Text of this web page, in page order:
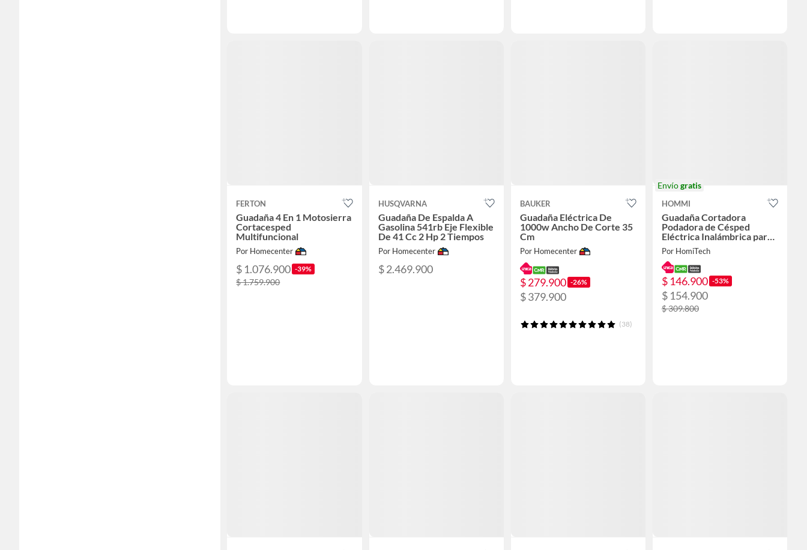
FERTON
Guadaña 4 En 1 Motosierra
Cortacesped
Multifuncional
Por Homecenter
$ 1.076.900 -39%
$ 1.759.900
HUSQVARNA
Guadaña De Espalda A
Gasolina 541rb Eje Flexible
De 41 Cc 2 Hp 2 Tiempos
Por Homecenter
$ 2.469.900
BAUKER
Guadaña Eléctrica De
1000w Ancho De Corte 35
Cm
Por Homecenter
$ 279.900 -26%
$ 379.900
(38)
Envíogratis
HOMMI
Guadaña Cortadora
Podadora de Césped
Eléctrica Inalámbrica para
Hogar
Por HomiTech
$ 146.900 -53%
$ 154.900
$ 309.800